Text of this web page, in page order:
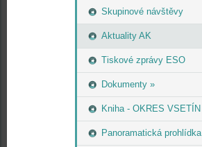
Skupinové návštěvy
Aktuality AK
Tiskové zprávy ESO
Dokumenty »
Kniha - OKRES VSETÍN
Panoramatická prohlídka